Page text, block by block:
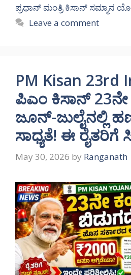
ಪ್ರಧಾನ್ ಮಂತ್ರಿ ಕಿಸಾನ್ ಸಮ್ಮಾನ
Leave a comment
PM Kisan 23rd
ಪಿಎಂ ಕಿಸಾನ್ 23ನೇ
ಜೂನ್-ಜುಲೈನಲ್ಲಿ
ಸಾಧ್ಯತೆ! ಈ ರೈತರಿಗೆ
May 30, 2026 by Ranganath